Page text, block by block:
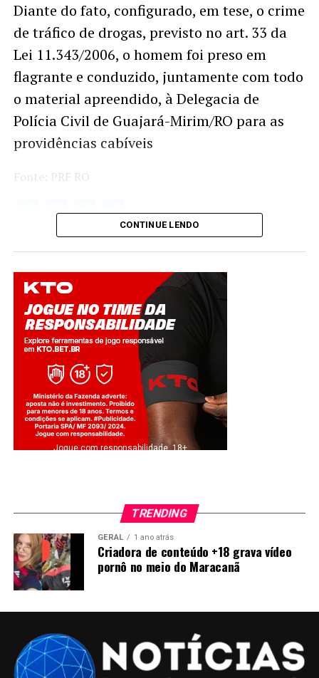
Diante do fato, configurado, em tese, o crime
de tráfico de drogas, previsto no art. 33 da
Lei 11.343/2006, o homem foi preso em
flagrante e conduzido, juntamente com todo
o material apreendido, à Delegacia de
Polícia Civil de Guajará-Mirim/RO para as
providências cabíveis
Fonte: PRF RO
Twitter
Facebook
WhatsApp
Share
CONTINUE LENDO
Jogue com responsabilidade. 18+
TRENDING
GERAL 1 ano atrás
Criadora de conteúdo +18 grava vídeo
pornô no meio do Maracanã